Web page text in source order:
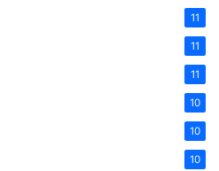
11
11
11
10
10
10